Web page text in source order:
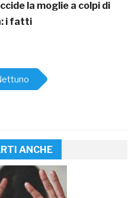
la moglie a colpi di
i fatti
ANCHE